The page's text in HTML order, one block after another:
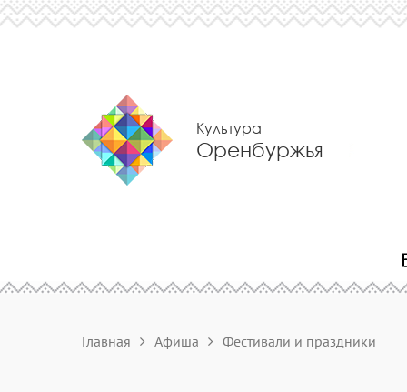
Культура
Оренбуржья
Главная Афиша Фестивали и праздники